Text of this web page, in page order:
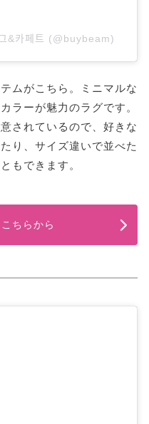
그&카페트 (@buybeam)
ムがこちら。ミニマルな
ラーが魅力のラグです。
されているので、好きな
り、サイズ違いで並べた
もできます。
ちらから